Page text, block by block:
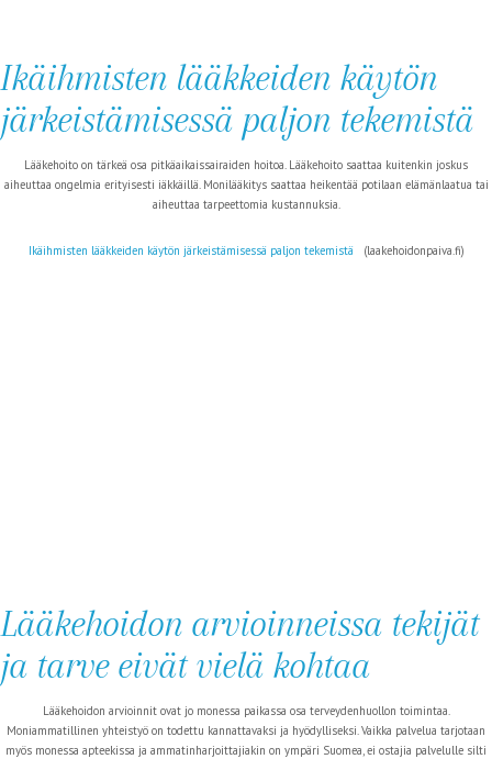
Ikäihmisten lääkkeiden käytön
järkeistämisessä paljon tekemistä
Lääkehoito on tärkeä osa pitkäaikaissairaiden hoitoa. Lääkehoito saattaa kuitenkin joskus
aiheuttaa ongelmia erityisesti iäkkäillä. Monilääkitys saattaa heikentää potilaan elämänlaatua tai
aiheuttaa tarpeettomia kustannuksia.
Ikäihmisten lääkkeiden käytön järkeistämisessä paljon tekemistä(laakehoidonpaiva.fi)
Lääkehoidon arvioinneissa tekijät
ja tarve eivät vielä kohtaa
Lääkehoidon arvioinnit ovat jo monessa paikassa osa terveydenhuollon toimintaa.
Moniammatillinen yhteistyö on todettu kannattavaksi ja hyödylliseksi. Vaikka palvelua tarjotaan
myös monessa apteekissa ja ammatinharjoittajiakin on ympäri Suomea, ei ostajia palvelulle silti